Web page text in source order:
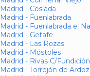
Madrid - Coslada
Madrid - Fuenlabrada
Madrid - Fuenlabrada el
Madrid - Getafe
Madrid - Las Rozas
Madrid - Móstoles
Madrid - Rivas C/
Madrid - Torrejón de Ardoz